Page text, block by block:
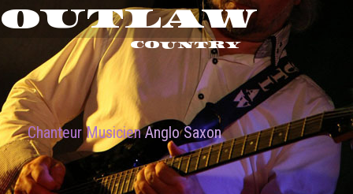
OUTLAW
COUNTRY
Chanteur MusicienAnglo Saxon